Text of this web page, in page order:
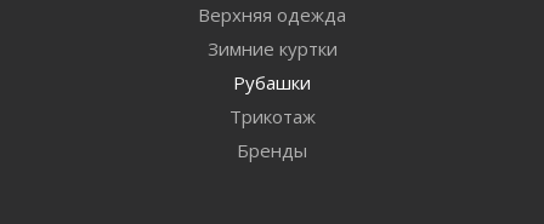
Верхняя одежда
Зимние куртки
Рубашки
Трикотаж
Бренды